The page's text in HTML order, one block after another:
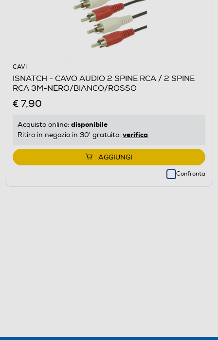
CAVI
ISNATCH - CAVO AUDIO 2 SPINE RCA / 2 SPINE
RCA 3M-NERO/BIANCO/ROSSO
€ 7,90
Acquisto online: disponibile
Ritiro in negozio in 30' gratuito: verifica
AGGIUNGI
Confronta